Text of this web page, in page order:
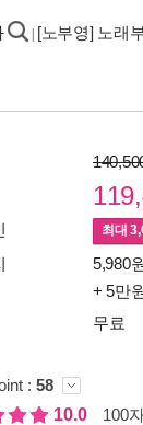
[노부영] 노래
최대
5,980
+ 5만
무료
: 58
10.0
100